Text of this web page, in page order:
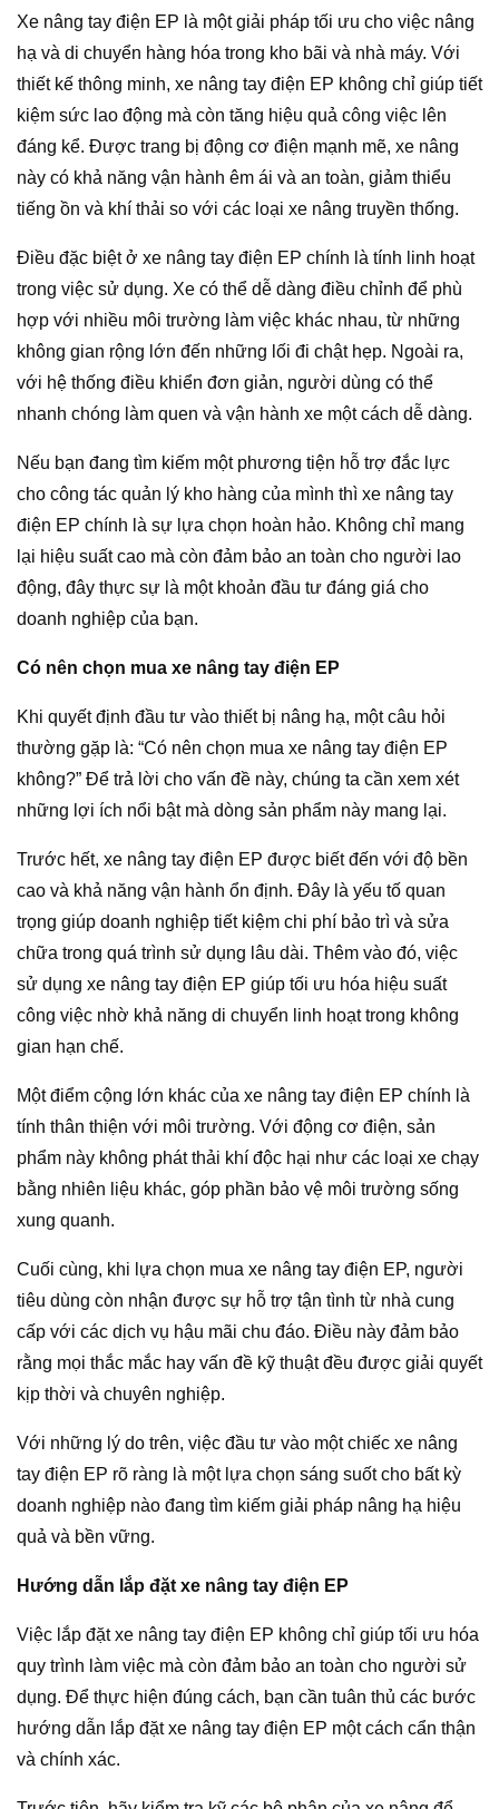
Xe nâng tay điện EP là một giải pháp tối ưu cho việc nâng
hạ và di chuyển hàng hóa trong kho bãi và nhà máy. Với
thiết kế thông minh, xe nâng tay điện EP không chỉ giúp tiết
kiệm sức lao động mà còn tăng hiệu quả công việc lên
đáng kể. Được trang bị động cơ điện mạnh mẽ, xe nâng
này có khả năng vận hành êm ái và an toàn, giảm thiểu
tiếng ồn và khí thải so với các loại xe nâng truyền thống.
Điều đặc biệt ở xe nâng tay điện EP chính là tính linh hoạt
trong việc sử dụng. Xe có thể dễ dàng điều chỉnh để phù
hợp với nhiều môi trường làm việc khác nhau, từ những
không gian rộng lớn đến những lối đi chật hẹp. Ngoài ra,
với hệ thống điều khiển đơn giản, người dùng có thể
nhanh chóng làm quen và vận hành xe một cách dễ dàng.
Nếu bạn đang tìm kiếm một phương tiện hỗ trợ đắc lực
cho công tác quản lý kho hàng của mình thì xe nâng tay
điện EP chính là sự lựa chọn hoàn hảo. Không chỉ mang
lại hiệu suất cao mà còn đảm bảo an toàn cho người lao
động, đây thực sự là một khoản đầu tư đáng giá cho
doanh nghiệp của bạn.
Có nên chọn mua xe nâng tay điện EP
Khi quyết định đầu tư vào thiết bị nâng hạ, một câu hỏi
thường gặp là: “Có nên chọn mua xe nâng tay điện EP
không?” Để trả lời cho vấn đề này, chúng ta cần xem xét
những lợi ích nổi bật mà dòng sản phẩm này mang lại.
Trước hết, xe nâng tay điện EP được biết đến với độ bền
cao và khả năng vận hành ổn định. Đây là yếu tố quan
trọng giúp doanh nghiệp tiết kiệm chi phí bảo trì và sửa
chữa trong quá trình sử dụng lâu dài. Thêm vào đó, việc
sử dụng xe nâng tay điện EP giúp tối ưu hóa hiệu suất
công việc nhờ khả năng di chuyển linh hoạt trong không
gian hạn chế.
Một điểm cộng lớn khác của xe nâng tay điện EP chính là
tính thân thiện với môi trường. Với động cơ điện, sản
phẩm này không phát thải khí độc hại như các loại xe chạy
bằng nhiên liệu khác, góp phần bảo vệ môi trường sống
xung quanh.
Cuối cùng, khi lựa chọn mua xe nâng tay điện EP, người
tiêu dùng còn nhận được sự hỗ trợ tận tình từ nhà cung
cấp với các dịch vụ hậu mãi chu đáo. Điều này đảm bảo
rằng mọi thắc mắc hay vấn đề kỹ thuật đều được giải quyết
kịp thời và chuyên nghiệp.
Với những lý do trên, việc đầu tư vào một chiếc xe nâng
tay điện EP rõ ràng là một lựa chọn sáng suốt cho bất kỳ
doanh nghiệp nào đang tìm kiếm giải pháp nâng hạ hiệu
quả và bền vững.
Hướng dẫn lắp đặt xe nâng tay điện EP
Việc lắp đặt xe nâng tay điện EP không chỉ giúp tối ưu hóa
quy trình làm việc mà còn đảm bảo an toàn cho người sử
dụng. Để thực hiện đúng cách, bạn cần tuân thủ các bước
hướng dẫn lắp đặt xe nâng tay điện EP một cách cẩn thận
và chính xác.